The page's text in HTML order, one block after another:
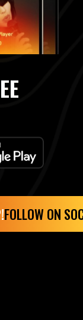
FOLLOW ON